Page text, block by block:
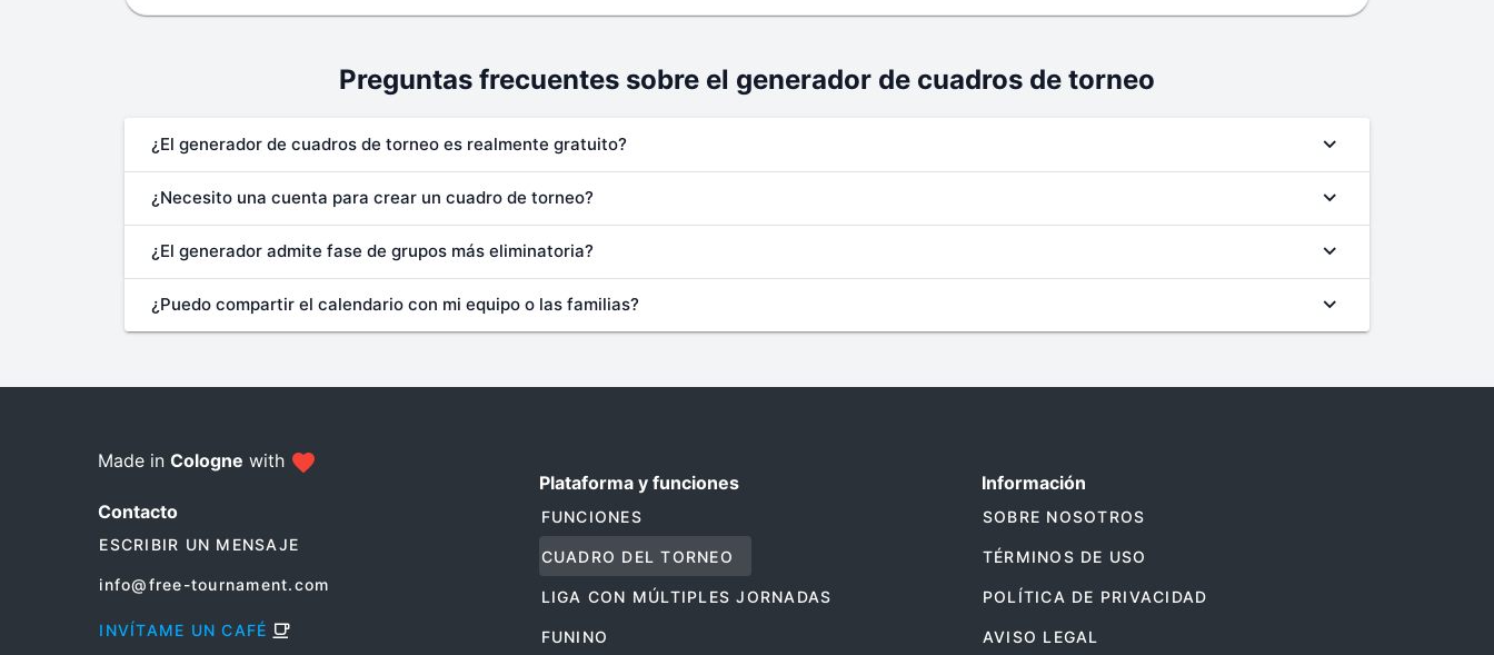
Preguntas frecuentes sobre el generador de cuadros de torneo
¿El generador de cuadros de torneo es realmente gratuito?
¿Necesito una cuenta para crear un cuadro de torneo?
¿El generador admite fase de grupos más eliminatoria?
¿Puedo compartir el calendario con mi equipo o las familias?
Made in Cologne with
Contacto
ESCRIBIR UN MENSAJE
info@free-tournament.com
INVÍTAME UN CAFÉ
Plataforma y funciones
FUNCIONES
CUADRO DEL TORNEO
LIGA CON MÚLTIPLES JORNADAS
FUNINO
Información
SOBRE NOSOTROS
TÉRMINOS DE USO
POLÍTICA DE PRIVACIDAD
AVISO LEGAL